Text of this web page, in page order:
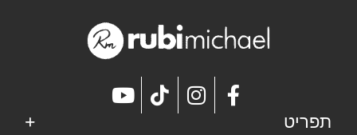
תפריט